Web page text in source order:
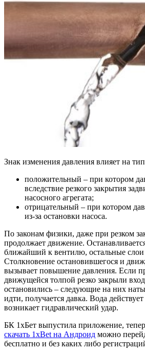
Знак изменения давления влияет на
положительный – при котором
вследствие резкого закрытия
насосного агрегата;
отрицательный – при котором
из-за остановки насоса.
По законам физики, даже при резком
продолжает движение.
ближайший к вентилю, остальные
Столкновение остановившегося и
вызывает повышение давления. Если
движущейся толпой резко закрыли
остановились – следующие на них
идти, получается давка. Вода
возникает гидравлический удар.
БК 1хБет выпустила приложение,
скачать 1xBet на Андроид можно
бесплатно и без каких либо